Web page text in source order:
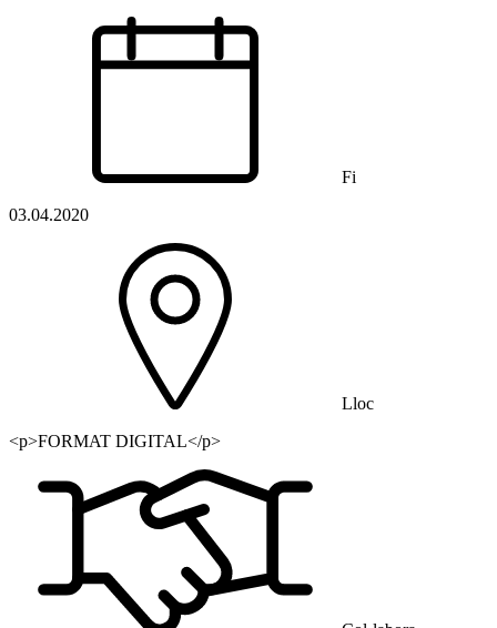
Fi
03.04.2020
Lloc
<p>FORMAT DIGITAL</p>